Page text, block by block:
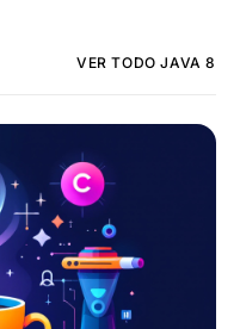
VER TODO JAVA 8